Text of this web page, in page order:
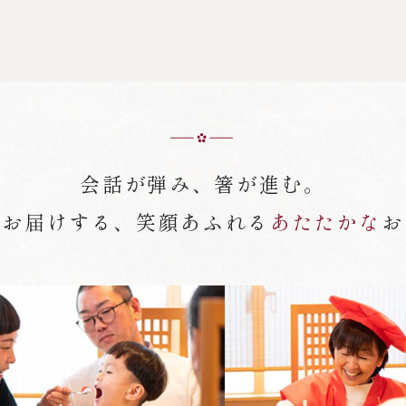
会話が弾み、箸が進む。
届けする、笑顔あふれる あたたかな